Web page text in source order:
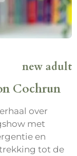
new adult
Cochrun
over
met
en
tot de